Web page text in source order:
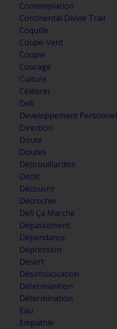
Contemplation
Continental Divide Trail
Coquille
Coupe-Vent
Couple
Courage
Culture
Célébrer
Defi
Developpement Personnel
Direction
Doute
Doutes
Débrouillardise
Déclic
Découvrir
Décrocher
Défi Ça Marche
Dépassement
Dépendance
Dépression
Désert
Désintoxocation
Détermiantion
Détermination
Eau
Empathie